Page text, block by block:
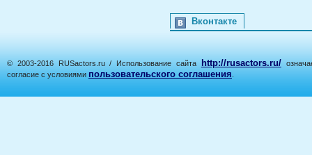
Вконтакте
© 2003-2016 RUSactors.ru / Использование сайта http://rusactors.ru/
согласие с условиями пользовательского соглашения